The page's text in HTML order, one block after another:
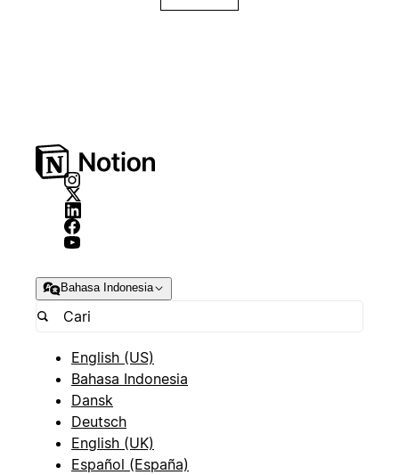
Bahasa Indonesia
English (US)
Bahasa Indonesia
Dansk
Deutsch
English (UK)
Español (España)